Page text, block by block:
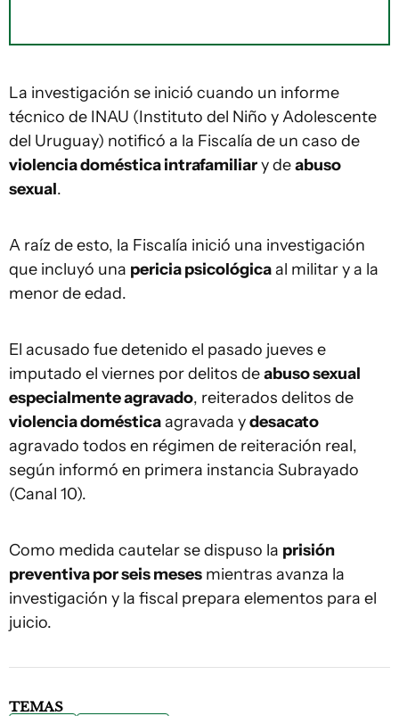
La investigación se inició cuando un informe
técnico de INAU (Instituto del Niño y Adolescente
del Uruguay) notificó a la Fiscalía de un caso de
violencia doméstica intrafamiliary deabuso
sexual.
A raíz de esto, la Fiscalía inició una investigación
que incluyó una pericia psicológicaal militar y a la
menor de edad.
El acusado fue detenido el pasado jueves e
imputado el viernes por delitos deabuso sexual
especialmente agravado, reiterados delitos de
violencia domésticaagravada ydesacato
agravado todos en régimen de reiteración real,
según informó en primera instancia Subrayado
(Canal 10).
Como medida cautelar se dispuso la prisión
preventiva por seis meses mientras avanza la
investigación y la fiscal prepara elementos para el
juicio.
TEMAS